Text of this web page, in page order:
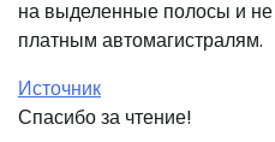
на выделенные полосы и не
платным автомагистралям.
Источник
Спасибо за чтение!